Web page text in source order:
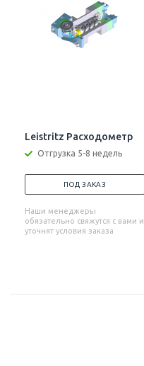
Leistritz Расходометр
Отгрузка 5-8 недель
ПОД ЗАКАЗ
Наши менеджеры
обязательно свяжутся с вами и
уточнят условия заказа